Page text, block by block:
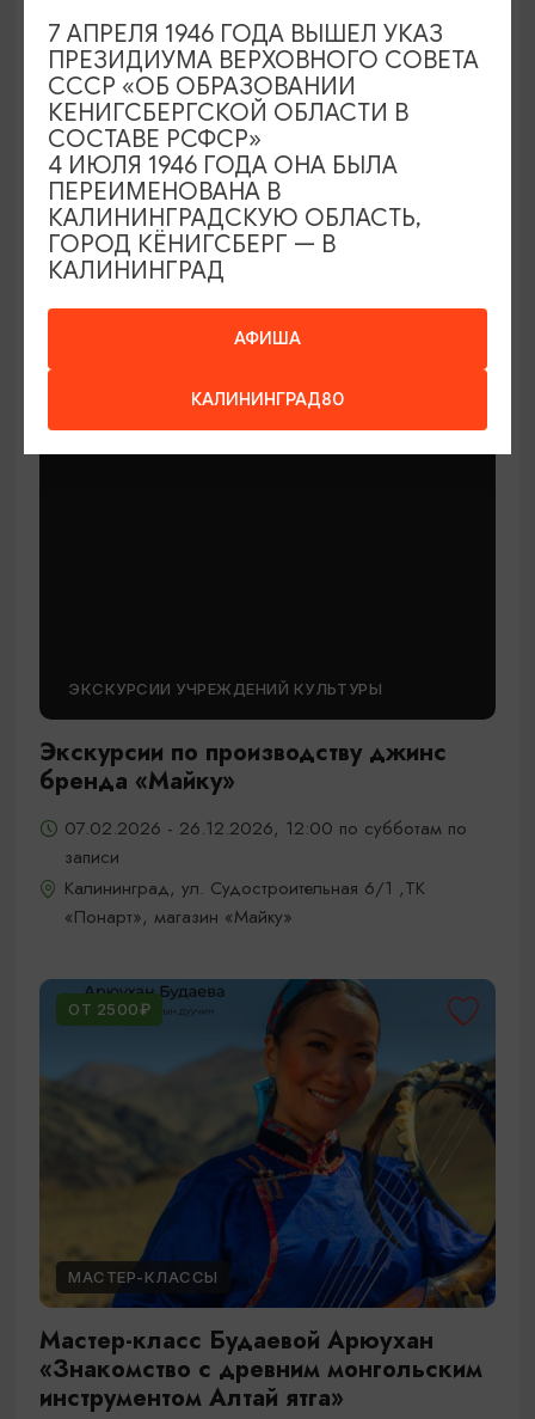
МАСТЕР-КЛАССЫ
Мастер-классы по керамике Елены
Бодяковой
Калининград, ул. Баранова, 45
ЭКСКУРСИИ УЧРЕЖДЕНИЙ КУЛЬТУРЫ
Экскурсии по производству джинс
бренда «Майку»
07.02.2026 - 26.12.2026, 12:00 по субботам по
записи
Калининград, ул. Судостроительная 6/1 ,ТК
«Понарт», магазин «Майку»
ОТ 2500₽
МАСТЕР-КЛАССЫ
Мастер-класс Будаевой Арюухан
«Знакомство с древним монгольским
инструментом Алтай ятга»
АФИША
КАЛИНИНГРАД80
7 АПРЕЛЯ 1946 ГОДА ВЫШЕЛ УКАЗ
ПРЕЗИДИУМА ВЕРХОВНОГО СОВЕТА
СССР «ОБ ОБРАЗОВАНИИ
КЕНИГСБЕРГСКОЙ ОБЛАСТИ В
СОСТАВЕ РСФСР»
4 ИЮЛЯ 1946 ГОДА ОНА БЫЛА
ПЕРЕИМЕНОВАНА В
КАЛИНИНГРАДСКУЮ ОБЛАСТЬ,
ГОРОД КЁНИГСБЕРГ — В
КАЛИНИНГРАД